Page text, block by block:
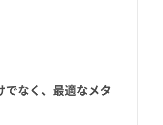
でなく、最適なメタ